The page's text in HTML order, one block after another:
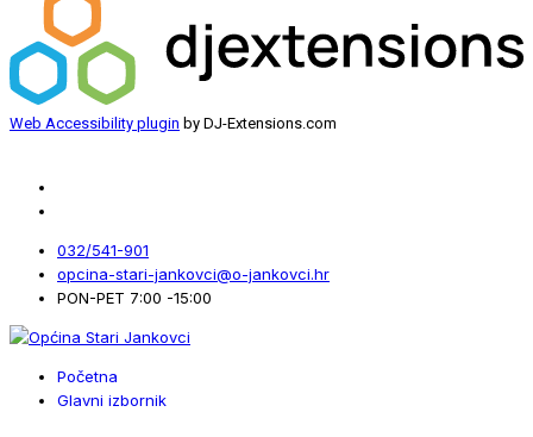
Web Accessibility plugin by DJ-Extensions.com
032/541-901
opcina-stari-jankovci@o-jankovci.hr
PON-PET 7:00 -15:00
Početna
Glavni izbornik